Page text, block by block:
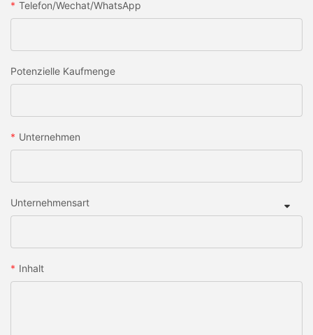
Telefon/Wechat/WhatsApp
Potenzielle Kaufmenge
Unternehmen
Unternehmensart
Inhalt